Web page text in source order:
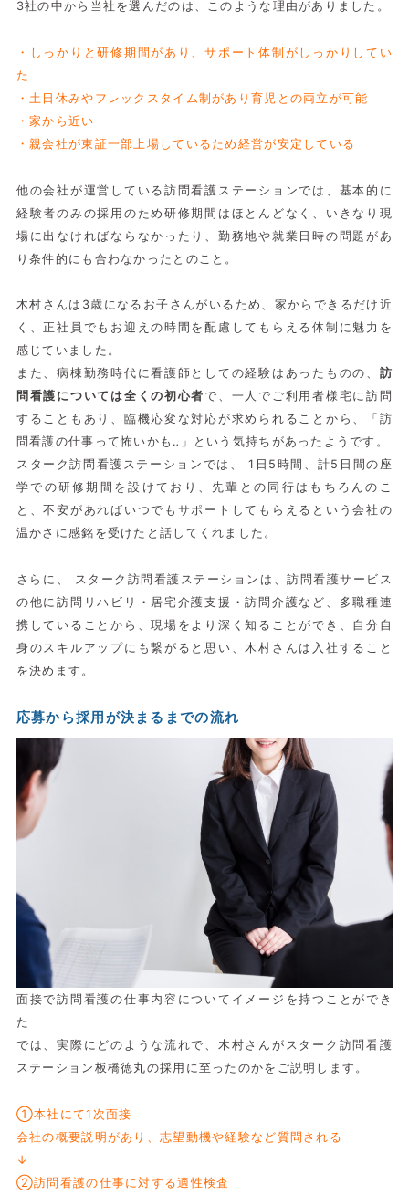
3社の中から当社を選んだのは、このような理由がありました。
・しっかりと研修期間があり、サポート体制がしっかりしてい
た
・土日休みやフレックスタイム制があり育児との両立が可能
・家から近い
・親会社が東証一部上場しているため経営が安定している
他の会社が運営している訪問看護ステーションでは、基本的に
経験者のみの採用のため研修期間はほとんどなく、いきなり現
場に出なければならなかったり、勤務地や就業日時の問題があ
り条件的にも合わなかったとのこと。
木村さんは3歳になるお子さんがいるため、家からできるだけ近
く、正社員でもお迎えの時間を配慮してもらえる体制に魅力を
感じていました。
また、病棟勤務時代に看護師としての経験はあったものの、 訪
問看護については全くの初心者で、一人でご利用者様宅に訪問
することもあり、臨機応変な対応が求められることから、「訪
問看護の仕事って怖いかも‥」という気持ちがあったようです。
スターク訪問看護ステーションでは、 1日5時間、計5日間の座
学での研修期間を設けており、先輩との同行はもちろんのこ
と、不安があればいつでもサポートしてもらえるという会社の
温かさに感銘を受けたと話してくれました。
さらに、 スターク訪問看護ステーションは、訪問看護サービス
の他に訪問リハビリ・居宅介護支援・訪問介護など、多職種連
携していることから、現場をより深く知ることができ、自分自
身のスキルアップにも繋がると思い、木村さんは入社すること
を決めます。
応募から採用が決まるまでの流れ
面接で訪問看護の仕事内容についてイメージを持つことができ
た
では、実際にどのような流れで、木村さんがスターク訪問看護
ステーション板橋徳丸の採用に至ったのかをご説明します。
①本社にて1次面接
会社の概要説明があり、志望動機や経験など質問される
↓
②訪問看護の仕事に対する適性検査